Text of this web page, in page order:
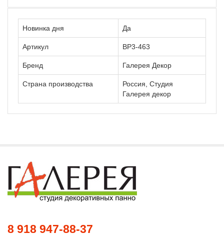
Новинка дня Да
Артикул ВР3-463
Бренд Галерея Декор
Страна производства
Россия, Студия
Галерея декор
8 918 947-88-37